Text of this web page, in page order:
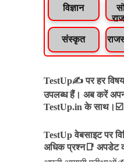
विज्ञान
संस्कृत
TestUp✍️ पर हर
उपलब्ध हैं। अब करें
TestUp.in के साथ।☑️
TestUp वेबसाइट पर
अधिक प्रश्न📑 अपडेट